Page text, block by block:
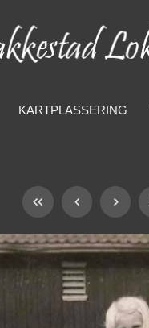
KARTPLASSERING